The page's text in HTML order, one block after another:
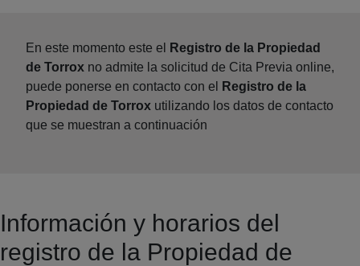
En este momento este el
Registro de la Propiedad
de Torrox no admite la solicitud de Cita Previa online,
puede ponerse en contacto con el
Registro de la
Propiedad de Torrox utilizando los datos de contacto
que se muestran a continuación
Información y horarios del
registro de la Propiedad de